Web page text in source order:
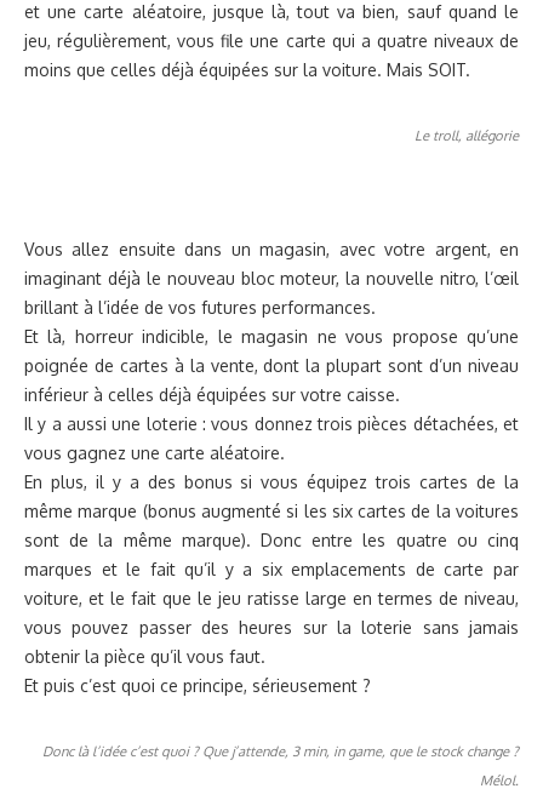
et une carte aléatoire, jusque là, tout va bien, sauf quand le
jeu, régulièrement, vous file une carte qui a quatre niveaux de
moins que celles déjà équipées sur la voiture. Mais SOIT.
Le troll, allégorie
Vous allez ensuite dans un magasin, avec votre argent, en
imaginant déjà le nouveau bloc moteur, la nouvelle nitro, l’œil
brillant à l’idée de vos futures performances.
Et là, horreur indicible, le magasin ne vous propose qu’une
poignée de cartes à la vente, dont la plupart sont d’un niveau
inférieur à celles déjà équipées sur votre caisse.
Il y a aussi une loterie : vous donnez trois pièces détachées, et
vous gagnez une carte aléatoire.
En plus, il y a des bonus si vous équipez trois cartes de la
même marque (bonus augmenté si les six cartes de la voitures
sont de la même marque). Donc entre les quatre ou cinq
marques et le fait qu’il y a six emplacements de carte par
voiture, et le fait que le jeu ratisse large en termes de niveau,
vous pouvez passer des heures sur la loterie sans jamais
obtenir la pièce qu’il vous faut.
Et puis c’est quoi ce principe, sérieusement ?
Donc là l’idée c’est quoi ? Que j’attende, 3 min, in game, que le stock change ?
Mélol.